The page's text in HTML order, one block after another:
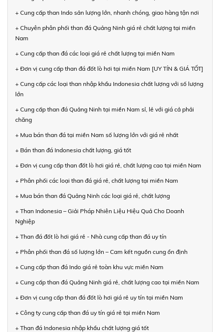
+ Cung cấp than Indo sản lượng lớn, nhanh chóng, giao hàng tận nơi
+ Chuyên phân phối than đá Quảng Ninh giá rẻ chất lượng tại miền
Nam
+ Cung cấp than đá các loại giá rẻ chất lượng tại miền Nam
+ Đơn vị cung cấp than đá đốt lò hơi tại miền Nam [UY TÍN & GIÁ TỐT]
+ Cung cấp các loại than nhập khẩu Indonesia chất lượng với số lượng
lớn
+ Cung cấp than đá Quảng Ninh tại miền Nam sỉ, lẻ với giá cả phải
chăng
+ Mua bán than đá tại miền Nam số lượng lớn với giá rẻ nhất
+ Bán than đá Indonesia chất lượng, giá tốt
+ Đơn vị cung cấp than đốt lò hơi giá rẻ, chất lượng cao tại miền Nam
+ Phân phối các loại than đá giá rẻ, chất lượng tại miền Nam
+ Mua bán than đá Quảng Ninh các loại giá rẻ, chất lượng
+ Than Indonesia – Giải Pháp Nhiên Liệu Hiệu Quả Cho Doanh
Nghiệp
+ Than đá đốt lò hơi giá rẻ - Nhà cung cấp than đá uy tín
+ Phân phối than đá số lượng lớn – Cam kết nguồn cung ổn định
+ Cung cấp than đá Indo giá rẻ toàn khu vực miền Nam
+ Cung cấp than đá Quảng Ninh giá rẻ, chất lượng cao tại miền Nam
+ Đơn vị cung cấp than đá đốt lò hơi giá rẻ uy tín tại miền Nam
+ Công ty cung cấp than đá uy tín giá rẻ tại miền Nam
+ Than đá Indonesia nhập khẩu chất lượng giá tốt